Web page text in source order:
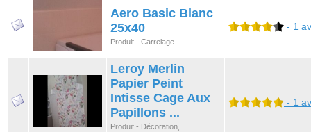
Aero Basic Blanc
25x40
Produit - Carrelage
- 1
Leroy Merlin
Papier Peint
Intisse Cage Aux
Papillons ...
Produit - Décoration,
- 1